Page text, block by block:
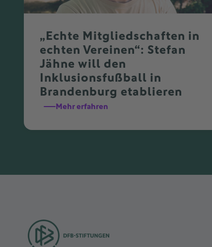
„Echte Mitgliedschaften in
echten Vereinen“: Stefan
Jähne will den
Inklusionsfußball in
Brandenburg etablieren
Mehr erfahren